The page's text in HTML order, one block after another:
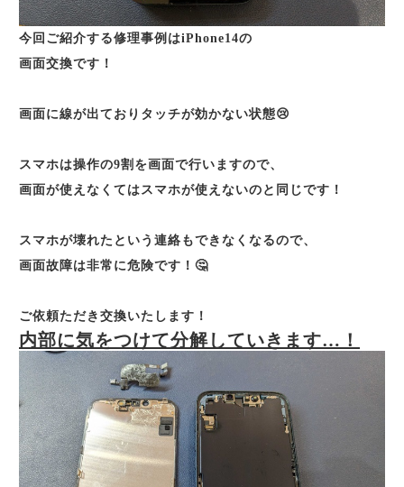
今回ご紹介する修理事例はiPhone14の
画面交換です！
画面に線が出ておりタッチが効かない状態😢
スマホは操作の9割を画面で行いますので、
画面が使えなくてはスマホが使えないのと同じです！
スマホが壊れたという連絡もできなくなるので、
画面故障は非常に危険です！🤔
ご依頼ただき交換いたします！
内部に気をつけて分解していきます…！